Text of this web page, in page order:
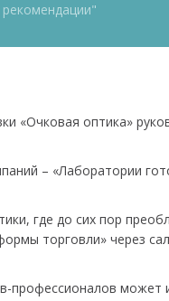
«Очковая оптика»
– «Лаборатории
где до сих пор
торговли» через
профессионалов может